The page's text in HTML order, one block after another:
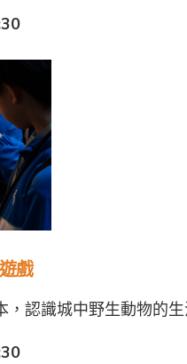
戲
，認識城中野生動物的生